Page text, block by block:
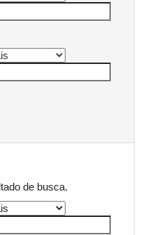
de busca.